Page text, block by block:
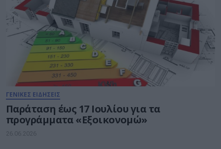
ΓΕΝΙΚΕΣ ΕΙΔΗΣΕΙΣ
Παράταση έως 17 Ιουλίου για τα
προγράμματα «Εξοικονομώ»
26.06.2026